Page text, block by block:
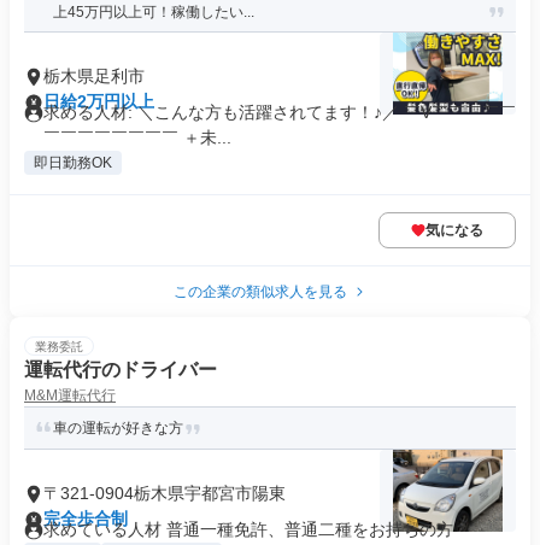
上45万円以上可！稼働したい...
栃木県足利市
日給2万円以上
求める人材: ＼こんな方も活躍されてます！♪／ ￣V￣￣￣￣￣
￣￣￣￣￣￣￣￣ ＋未...
即日勤務OK
気になる
この企業の類似求人を見る
業務委託
運転代行のドライバー
M&M運転代行
車の運転が好きな方
〒321-0904栃木県宇都宮市陽東
完全歩合制
求めている人材 普通一種免許、普通二種をお持ちの方